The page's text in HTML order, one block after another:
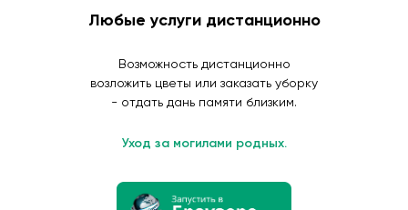
Любые услуги дистанционно
Возможность дистанционно
возложить цветы или заказать уборку
- отдать дань памяти близким.
Уход за могилами родных.